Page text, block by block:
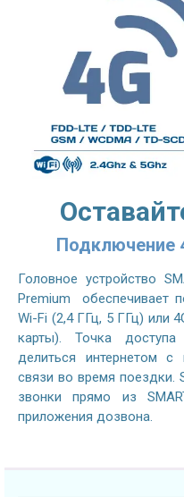
Подключение
Головное устройство
Premium обеспечивает
Wi-Fi (2,4 ГГц, 5 ГГц) или
карты). Точка
делиться интернетом
связи во время поездки.
звонки прямо из
приложения дозвона.